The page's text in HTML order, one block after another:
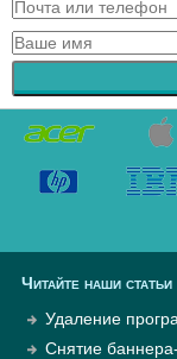
Читайте наши статьи
Удаление
Снятие